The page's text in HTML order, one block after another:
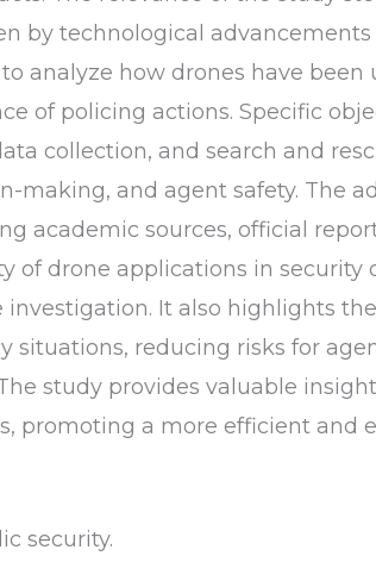
by technological
analyze how drones have
of policing actions. Specific
collection, and search and
making, and agent safety. The
academic sources, official
of drone applications in security
It also highlights
situations, reducing risks for
study provides valuable
promoting a more efficient and
security.